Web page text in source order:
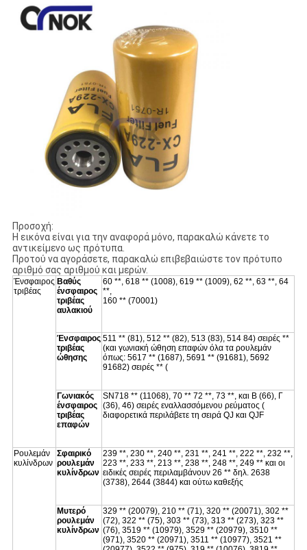
Προσοχή:
Η εικόνα είναι για την αναφορά μόνο, παρακαλώ κάνετε το
αντικείμενο ως πρότυπα.
Προτού να αγοράσετε, παρακαλώ επιβεβαιώστε τον πρότυπο
αριθμό σας αριθμού και μερών.
Ένσφαιρος
τριβέας
Βαθύς
ένσφαιρος
τριβέας
αυλακιού
60 **, 618 ** (1008), 619 ** (1009), 62 **, 63 **, 64
**,
160 ** (70001)
Ένσφαιρος
τριβέας
ώθησης
511 ** (81), 512 ** (82), 513 (83), 514 84) σειρές **
(και γωνιακή ώθηση επαφών όλα τα ρουλεμάν
όπως: 5617 ** (1687), 5691 ** (91681), 5692
91682) σειρές ** (
Γωνιακός
ένσφαιρος
τριβέας
επαφών
SN718 ** (11068), 70 ** 72 **, 73 **, και Β (66), Γ
(36), 46) σειρές εναλλασσόμενου ρεύματος (
διαφορετικά περιλάβετε τη σειρά QJ και QJF
Ρουλεμάν
κυλίνδρων
Σφαιρικό
ρουλεμάν
κυλίνδρων
239 **, 230 **, 240 **, 231 **, 241 **, 222 **, 232 **,
223 **, 233 **, 213 **, 238 **, 248 **, 249 ** και οι
ειδικές σειρές περιλαμβάνουν 26 ** δηλ. 2638
(3738), 2644 (3844) και ούτω καθεξής
Μυτερό
ρουλεμάν
κυλίνδρων
329 ** (20079), 210 ** (71), 320 ** (20071), 302 **
(72), 322 ** (75), 303 ** (73), 313 ** (273), 323 **
(76), 3519 ** (10979), 3529 ** (20979), 3510 **
(971), 3520 ** (20971), 3511 ** (10977), 3521 **